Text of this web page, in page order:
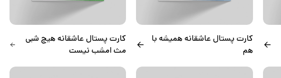
کارت پستال عاشقانه همیشه با
هم
کارت پستال عاشقانه هیچ شبی
مث امشب نیست